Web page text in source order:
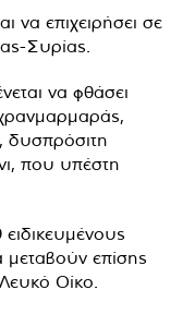
να επιχειρήσει σε
Συρίας.
να φθάσει
δυσπρόσιτη
που υπέστη
μεταβούν επίσης
Οίκο.